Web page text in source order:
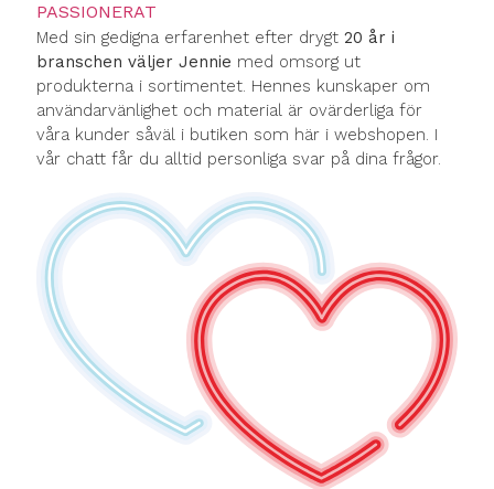
PASSIONERAT
Med sin gedigna erfarenhet efter drygt 20 år i
branschen väljer Jennie med omsorg ut
produkterna i sortimentet. Hennes kunskaper om
användarvänlighet och material är ovärderliga för
våra kunder såväl i butiken som här i webshopen. I
vår chatt får du alltid personliga svar på dina frågor.